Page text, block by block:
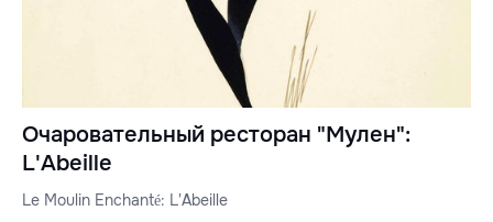
Очаровательный ресторан "Мулен":
L'Abeille
Le Moulin Enchanté: L'Abeille